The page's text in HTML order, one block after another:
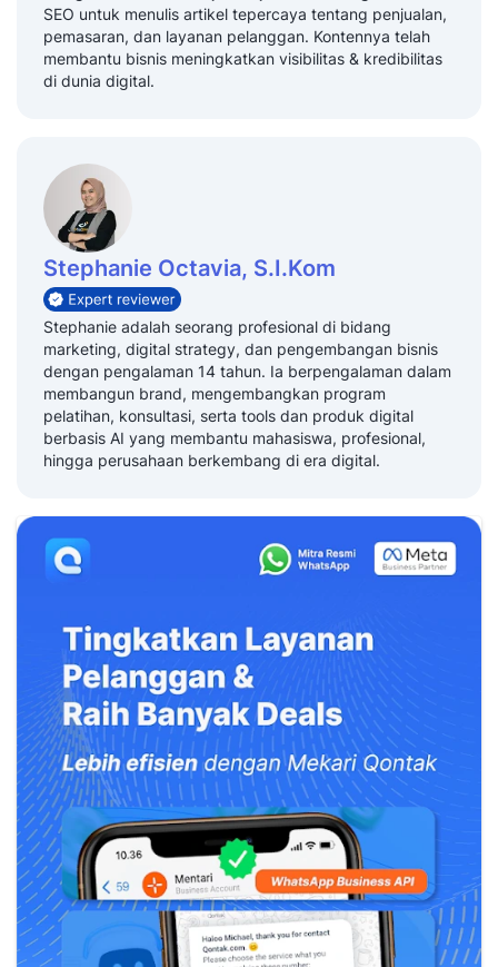
SEO untuk menulis artikel tepercaya tentang penjualan,
pemasaran, dan layanan pelanggan. Kontennya telah
membantu bisnis meningkatkan visibilitas & kredibilitas
di dunia digital.
Stephanie Octavia, S.I.Kom
Stephanie adalah seorang profesional di bidang
marketing, digital strategy, dan pengembangan bisnis
dengan pengalaman 14 tahun. Ia berpengalaman dalam
membangun brand, mengembangkan program
pelatihan, konsultasi, serta tools dan produk digital
berbasis AI yang membantu mahasiswa, profesional,
hingga perusahaan berkembang di era digital.